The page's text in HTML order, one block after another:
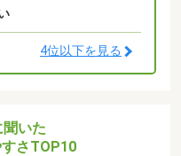
4位以下を見る
いた
さTOP10